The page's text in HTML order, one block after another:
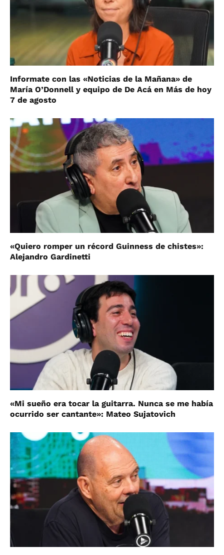
Informate con las «Noticias de la Mañana» de
María O’Donnell y equipo de De Acá en Más de hoy
7 de agosto
«Quiero romper un récord Guinness de chistes»:
Alejandro Gardinetti
«Mi sueño era tocar la guitarra. Nunca se me había
ocurrido ser cantante»: Mateo Sujatovich